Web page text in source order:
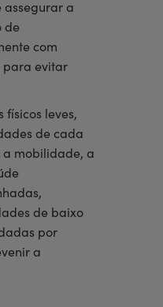
assegurar a
de
com
para evitar
físicos leves,
de cada
a mobilidade, a
de baixo
por
a